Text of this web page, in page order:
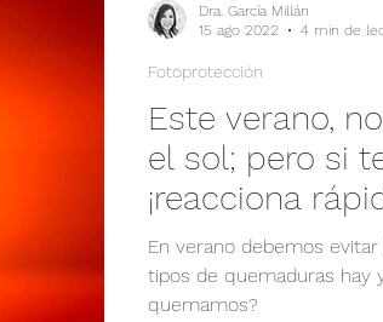
Este verano,
el sol; pero si
¡reacciona
En verano debemos
tipos de quemaduras hay
quemamos?
Fotoprotección
Dra. García Millán
15 ago 2022
4 min de